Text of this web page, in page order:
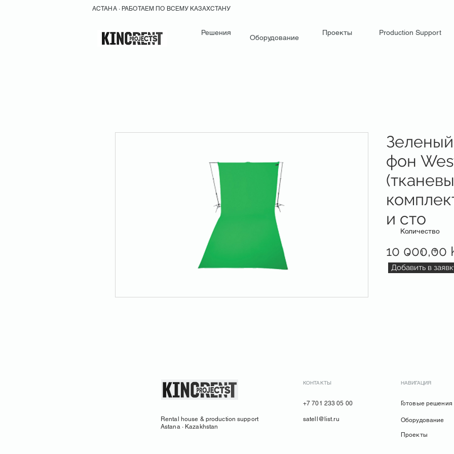
АСТАНА · РАБОТАЕМ ПО ВСЕМУ КАЗАХСТАНУ
Решения
Оборудование
Проекты Production Support
фон
и сто
10 000,00
Количество
- 1 +
Добавить в
КОНТАКТЫ
+7 701 233 05 00
Rental house & production support
Astana · Kazakhstan
satell@list.ru
НАВИГАЦИЯ
Готовые решения
Оборудование
Проекты